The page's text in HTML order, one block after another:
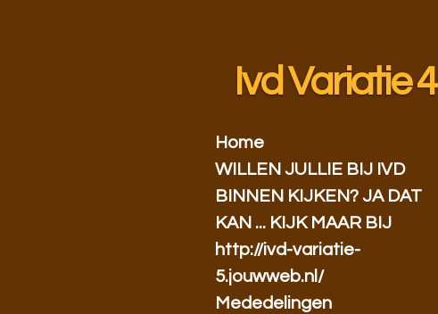
Ivd Variatie 4
Home
WILLEN JULLIE BIJ IVD
BINNEN KIJKEN? JA DAT
KAN ... KIJK MAAR BIJ
http://ivd-variatie-
5.jouwweb.nl/
Mededelingen